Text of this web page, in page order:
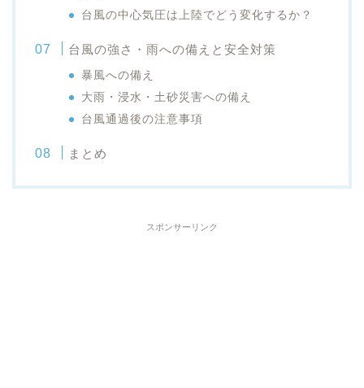
台風の中心気圧は上陸でどう変化するか？
台風の強さ・雨への備えと安全対策
暴風への備え
大雨・浸水・土砂災害への備え
台風通過後の注意事項
まとめ
スポンサーリンク